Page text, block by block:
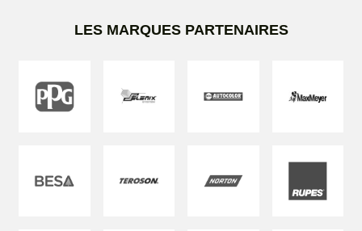
LES MARQUES PARTENAIRES